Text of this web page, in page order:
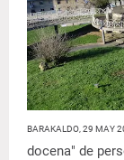
BARAKALDO, 29 MAY
docena" de